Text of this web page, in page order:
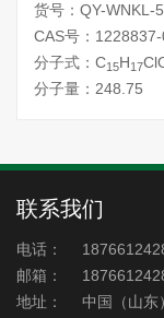
货号：QY-WNKL-
CAS号：
分子式：C15H17
分子量：248.75
联系我们
电话：
邮箱：
地址：
中国（山东